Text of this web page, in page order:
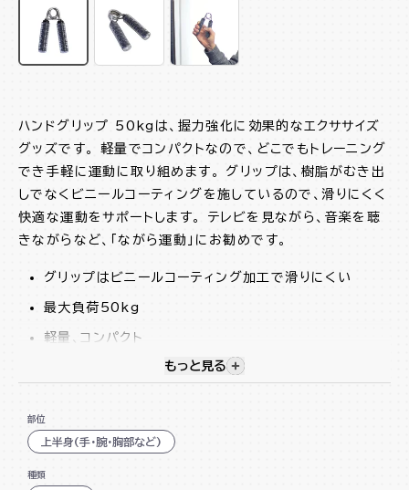
ハンドグリップ 50kgは、握力強化に効果的なエクササイズ
グッズです。 軽量でコンパクトなので、どこでもトレーニング
でき手軽に運動に取り組めます。 グリップは、樹脂がむき出
しでなくビニールコーティングを施しているので、滑りにくく
快適な運動をサポートします。 テレビを見ながら、音楽を聴
きながらなど、「ながら運動」にお勧めです。
グリップはビニールコーティング加工で滑りにくい
最大負荷50kg
軽量、コンパクト
スポーツのための握力アップ、ケガの予防やリハビリな
視覚的に非表示のコンテンツを
もっと見る
部位
上半身(手・腕・胸部など)
種類